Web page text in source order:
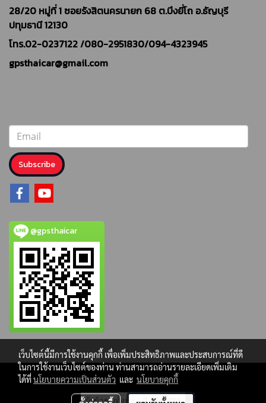
28/20 หมู่ที่ 1 ซอยรังสิตนครนายก 68 ต.บึงยี่โถ อ.ธัญบุรี
ปทุมธานี 12130
โทร.02-0237122 /080-2951830/094-4323945
gpsthaicar@gmail.com
Subscribe
@gpsthaicar
ผู้เข้าชมทั้งหมด2,081,286
เว็บไซต์นี้มีการใช้งานคุกกี้ เพื่อเพิ่มประสิทธิภาพและประสบการณ์ที่ดี
ในการใช้งานเว็บไซต์ของท่าน ท่านสามารถอ่านรายละเอียดเพิ่มเติม
ได้ที่นโยบายความเป็นส่วนตัว และ นโยบายคุกกี้